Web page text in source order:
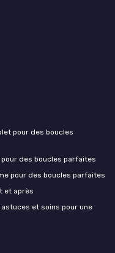
pour des boucles
des boucles parfaites
pour des boucles parfaites
et après
et soins pour une